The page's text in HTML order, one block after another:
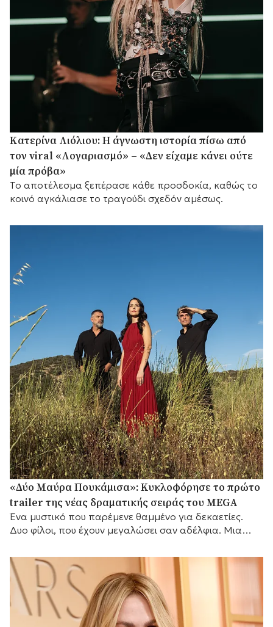
Κατερίνα Λιόλιου: Η άγνωστη ιστορία πίσω από
τον viral «Λογαριασμό» – «Δεν είχαμε κάνει ούτε
μία πρόβα»
Το αποτέλεσμα ξεπέρασε κάθε προσδοκία, καθώς το
κοινό αγκάλιασε το τραγούδι σχεδόν αμέσως.
«Δύο Μαύρα Πουκάμισα»: Κυκλοφόρησε το πρώτο
trailer της νέας δραματικής σειράς του MEGA
Ένα μυστικό που παρέμενε θαμμένο για δεκαετίες.
Δυο φίλοι, που έχουν μεγαλώσει σαν αδέλφια. Μια